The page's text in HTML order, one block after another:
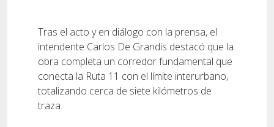
Tras el acto y en diálogo con la prensa, el
intendente Carlos De Grandis destacó que la
obra completa un corredor fundamental que
conecta la Ruta 11 con el límite interurbano,
totalizando cerca de siete kilómetros de
traza.